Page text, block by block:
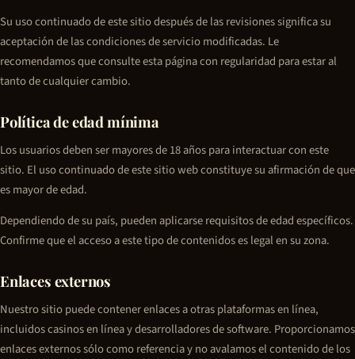
Su uso continuado de este sitio después de las revisiones significa su
aceptación de las condiciones de servicio modificadas. Le
recomendamos que consulte esta página con regularidad para estar al
tanto de cualquier cambio.
Política de edad mínima
Los usuarios deben ser mayores de 18 años para interactuar con este
sitio. El uso continuado de este sitio web constituye su afirmación de que
es mayor de edad.
Dependiendo de su país, pueden aplicarse requisitos de edad específicos.
Confirme que el acceso a este tipo de contenidos es legal en su zona.
Enlaces externos
Nuestro sitio puede contener enlaces a otras plataformas en línea,
incluidos casinos en línea y desarrolladores de software. Proporcionamos
enlaces externos sólo como referencia y no avalamos el contenido de los